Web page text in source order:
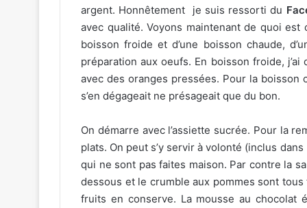
argent. Honnêtement je suis ressorti du
avec qualité. Voyons maintenant de quoi
boisson froide et d’une boisson chaude,
préparation aux oeufs. En boisson froide,
avec des oranges pressées. Pour la boisson
s’en dégageait ne présageait que du bon.
On démarre avec l’assiette sucrée. Pour la
plats. On peut s’y servir à volonté (inclus
qui ne sont pas faites maison. Par contre la
dessous et le crumble aux pommes sont
fruits en conserve. La mousse au chocolat